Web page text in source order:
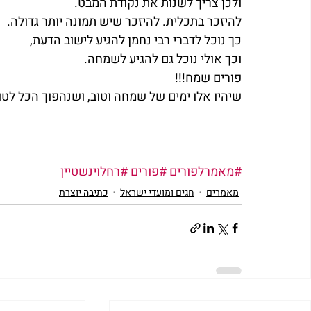
להיזכר בתכלית. להיזכר שיש תמונה יותר גדולה.
כך נוכל לדברי רבי נחמן להגיע לישוב הדעת,
וכך אולי נוכל גם להגיע לשמחה.
פורים שמח!!!
שיהיו אלו ימים של שמחה וטוב, ושנהפוך הכל
#מאמרלפורים#פורים#רחלוינשטיין
מאמרים חגים ומועדי ישראל כתיבה יוצרת